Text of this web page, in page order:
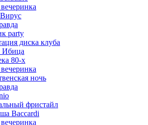
party
диска клуба
Ибица
80-х
ночь
фристайл
Baccardi